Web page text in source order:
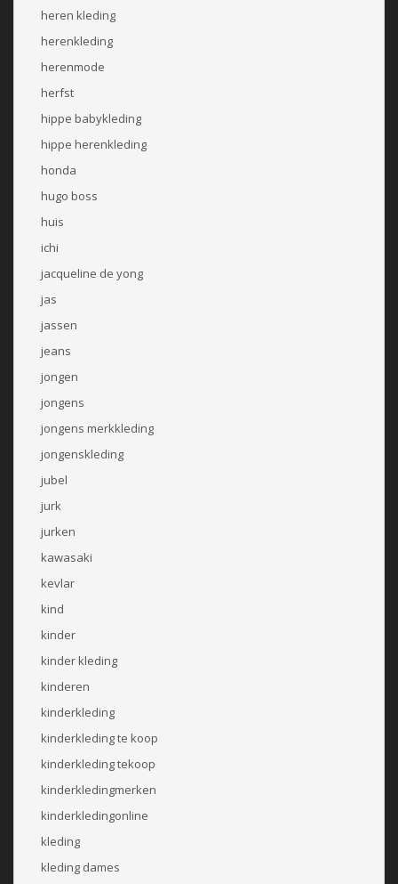
heren kleding
herenkleding
herenmode
herfst
hippe babykleding
hippe herenkleding
honda
hugo boss
huis
ichi
jacqueline de yong
jas
jassen
jeans
jongen
jongens
jongens merkkleding
jongenskleding
jubel
jurk
jurken
kawasaki
kevlar
kind
kinder
kinder kleding
kinderen
kinderkleding
kinderkleding te koop
kinderkleding tekoop
kinderkledingmerken
kinderkledingonline
kleding
kleding dames